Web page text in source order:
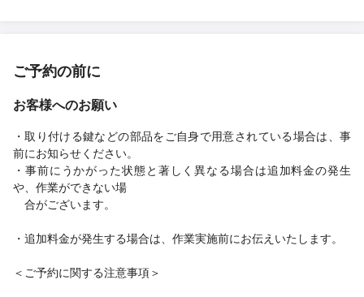
ご予約の前に
お客様へのお願い
・取り付ける鍵などの部品をご自身で用意されている場合は、事
前にお知らせください。
・事前にうかがった状態と著しく異なる場合は追加料金の発生
や、作業ができない場
合がございます。
・追加料金が発生する場合は、作業実施前にお伝えいたします。
＜ご予約に関する注意事項＞